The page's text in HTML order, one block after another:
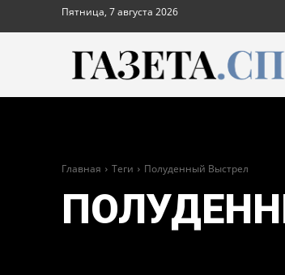
Пятница, 7 августа 2026
Главная Теги Полуденный Выстрел